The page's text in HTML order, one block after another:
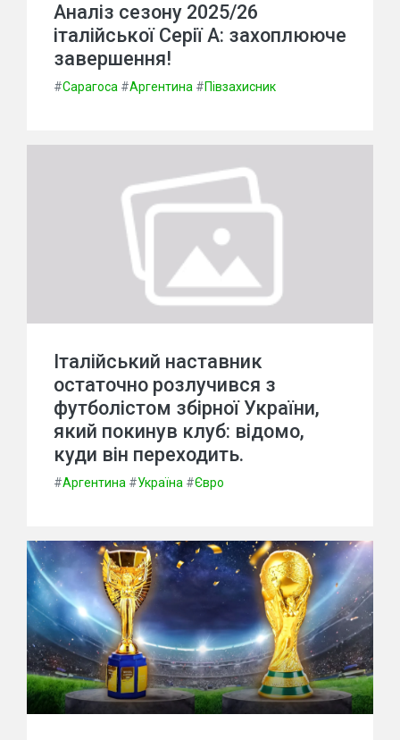
Аналіз сезону 2025/26
італійської Серії А: захоплююче
завершення!
#Сарагоса #Аргентина #Півзахисник
Італійський наставник
остаточно розлучився з
футболістом збірної України,
який покинув клуб: відомо,
куди він переходить.
#Аргентина #Україна #Євро